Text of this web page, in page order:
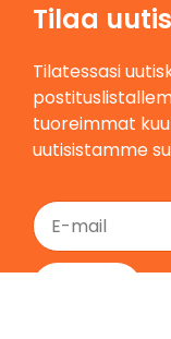
Tilaa
Tilatessasi
tuoreimmat
uutisistamme